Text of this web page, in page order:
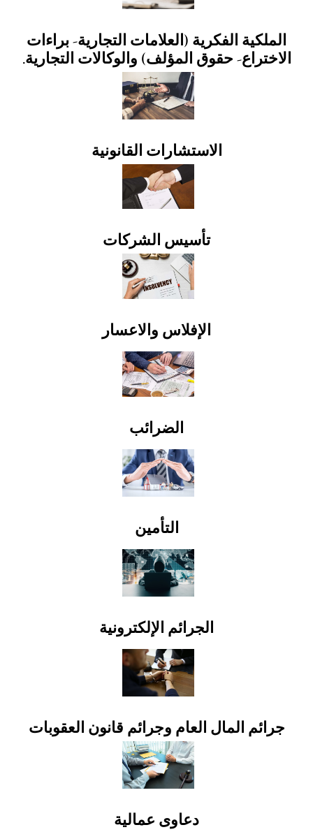
الملكية الفكرية (العلامات التجارية- براءات
الاختراع- حقوق المؤلف) والوكالات التجارية.
الاستشارات القانونية
تأسيس الشركات
الإفلاس والاعسار
الضرائب
التأمين
الجرائم الإلكترونية
جرائم المال العام وجرائم قانون العقوبات
دعاوى عمالية